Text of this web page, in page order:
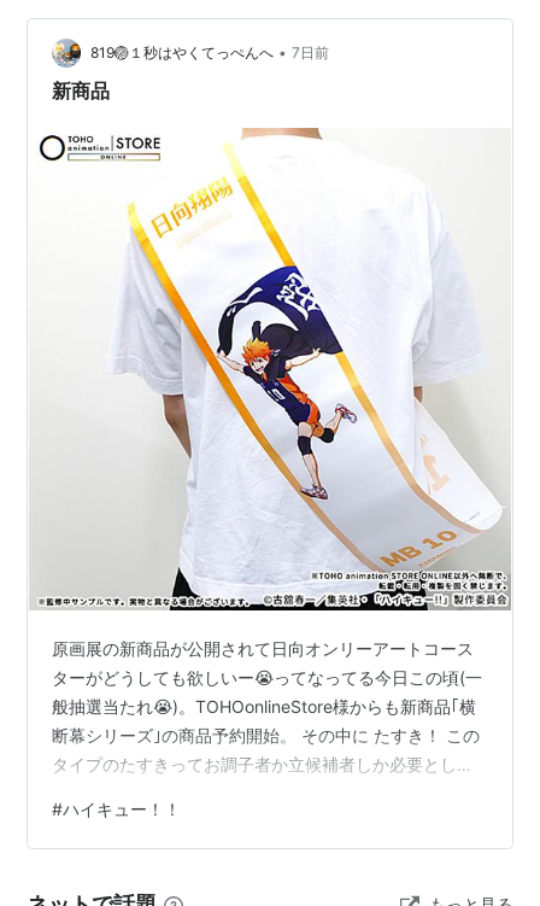
イキュー!! 烏野高校 VS 白鳥沢学園高校』が放送され
た。
原作：古舘春一（集英社「週刊少年ジャンプ」連
監督：満仲勧
シリーズ構成：岸本卓
キャラクターデザイン：岸田隆宏
総作画監督：千葉崇洋、海谷敏久
アクション設定：甲斐泰之
美術監督・設定：立田一郎
色彩設計：佐藤真由美
撮影監督：中田祐美子
3DCGI：ダンデライオン
編集：植松淳一
音響監督：菊田浩巳
音楽：林ゆうき、橘麻美
音楽制作：東宝
アニメーション制作：Production I.G
製作：「ハイキュー!!」製作委員会、MBS
キャスト
日向翔陽：村瀬歩
澤村大地：日野聡
819🏐１秒はやくてっぺんへ • 7日前
新商品
原画展の新商品が公開されて日向オンリーアートコース
ターがどうしても欲しいー😭ってなってる今日この頃(一
般抽選当たれ😭)。TOHOonlineStore様からも新商品｢横
断幕シリーズ｣の商品予約開始。 その中に たすき！ この
タイプのたすきってお調子者か立候補者しか必要としな
必要だと考えたってことです。 部屋に飾ることもできる
けど こう書いてあるからやはり本来の使い方がよい。 イ
#ハイキュー！！